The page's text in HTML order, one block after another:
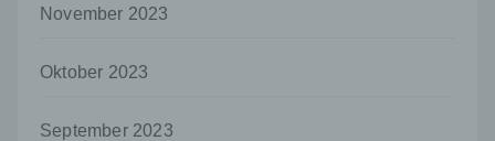
November 2023
Oktober 2023
September 2023
einer identifizierten oder identifizierbaren
g) Verantwortlicher oder für die Verarbeitung
Verantwortlicher oder für die Verarbeitung